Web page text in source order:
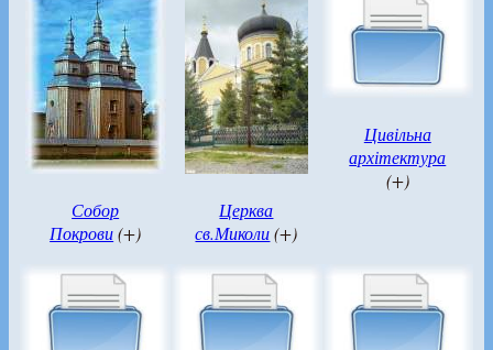
Собор
Покрови(+)
Церква
св.Миколи(+)
Цивільна
архітектура
(+)